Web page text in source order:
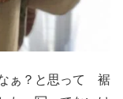
ぁ？と思って 裾